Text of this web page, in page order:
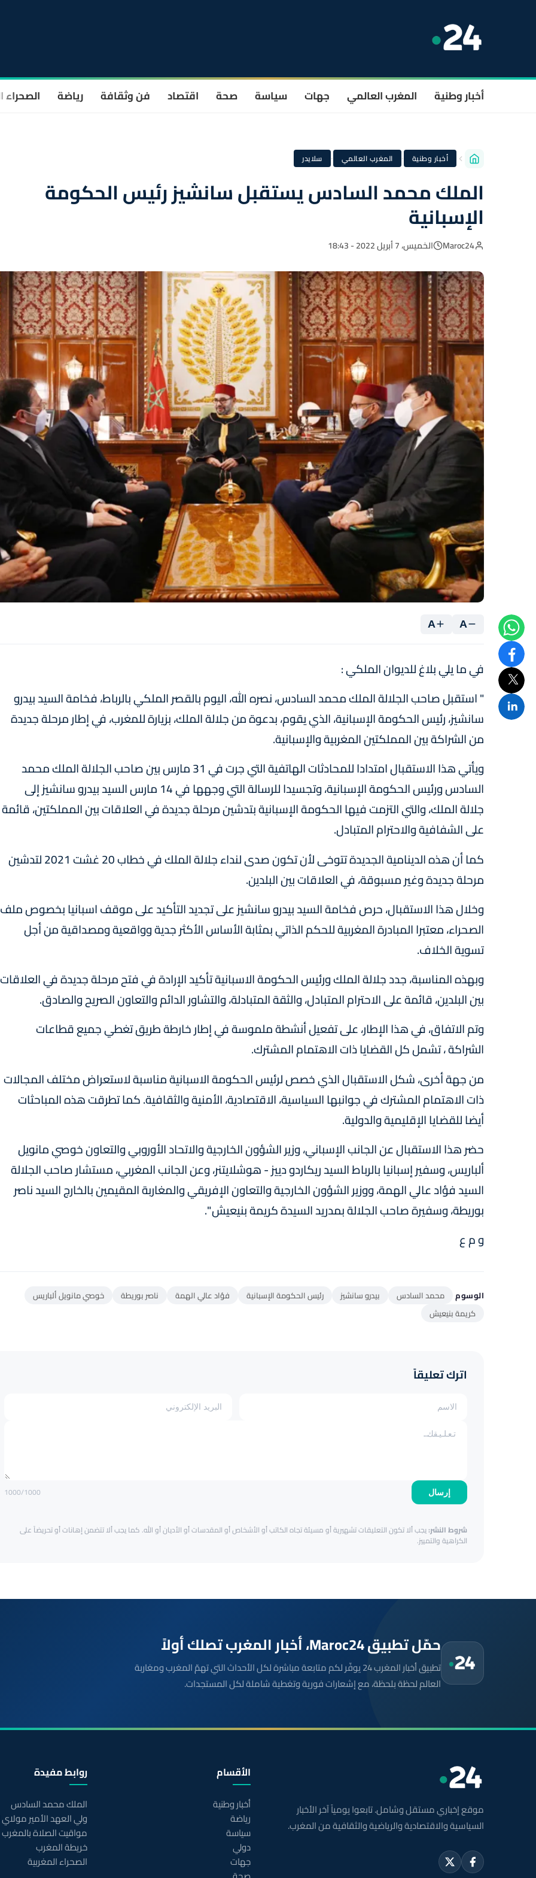
أخبار وطنية المغرب العالمي جهات سياسة صحة اقتصاد فن وثقافة رياضة الصحراء
أخبار وطنية · المغرب العالمي · سلايدر
الملك محمد السادس يستقبل سانشيز رئيس الحكومة
الإسبانية
Maroc24 الخميس، 7 أبريل 2022 - 18:43
A
A
في ما يلي بلاغ للديوان الملكي :
" استقبل صاحب الجلالة الملك محمد السادس، نصره الله، اليوم بالقصر الملكي بالرباط، فخامة السيد بيدرو
سانشيز، رئيس الحكومة الإسبانية، الذي يقوم، بدعوة من جلالة الملك، بزيارة للمغرب، في إطار مرحلة جديدة
من الشراكة بين المملكتين المغربية والإسبانية.
ويأتي هذا الاستقبال امتدادا للمحادثات الهاتفية التي جرت في 31 مارس بين صاحب الجلالة الملك محمد
السادس ورئيس الحكومة الإسبانية، وتجسيدا للرسالة التي وجهها في 14 مارس السيد بيدرو سانشيز إلى
جلالة الملك، والتي التزمت فيها الحكومة الإسبانية بتدشين مرحلة جديدة في العلاقات بين المملكتين، قائمة
على الشفافية والاحترام المتبادل.
كما أن هذه الدينامية الجديدة تتوخى لأن تكون صدى لنداء جلالة الملك في خطاب 20 غشت 2021 لتدشين
مرحلة جديدة وغير مسبوقة، في العلاقات بين البلدين.
وخلال هذا الاستقبال، حرص فخامة السيد بيدرو سانشيز على تجديد التأكيد على موقف اسبانيا بخصوص ملف
الصحراء، معتبرا المبادرة المغربية للحكم الذاتي بمثابة الأساس الأكثر جدية وواقعية ومصداقية من أجل
تسوية الخلاف.
وبهذه المناسبة، جدد جلالة الملك ورئيس الحكومة الاسبانية تأكيد الإرادة في فتح مرحلة جديدة في العلاقات
بين البلدين، قائمة على الاحترام المتبادل، والثقة المتبادلة، والتشاور الدائم والتعاون الصريح والصادق.
وتم الاتفاق، في هذا الإطار، على تفعيل أنشطة ملموسة في إطار خارطة طريق تغطي جميع قطاعات
الشراكة ، تشمل كل القضايا ذات الاهتمام المشترك.
من جهة أخرى، شكل الاستقبال الذي خصص لرئيس الحكومة الاسبانية مناسبة لاستعراض مختلف المجالات
ذات الاهتمام المشترك في جوانبها السياسية، الاقتصادية، الأمنية والثقافية. كما تطرقت هذه المباحثات
أيضا للقضايا الإقليمية والدولية.
حضر هذا الاستقبال عن الجانب الإسباني، وزير الشؤون الخارجية والاتحاد الأوروبي والتعاون خوصي مانويل
ألباريس، وسفير إسبانيا بالرباط السيد ريكاردو دييز - هوشلايتنر، وعن الجانب المغربي، مستشار صاحب الجلالة
السيد فؤاد عالي الهمة، ووزير الشؤون الخارجية والتعاون الإفريقي والمغاربة المقيمين بالخارج السيد ناصر
بوريطة، وسفيرة صاحب الجلالة بمدريد السيدة كريمة بنيعيش ".
و م ع
الوسوم محمد السادس بيدرو سانشيز رئيس الحكومة الإسبانية فؤاد عالي الهمة ناصر بوريطة
خوصي مانويل ألباريس
كريمة بنيعيش
اترك تعليقاً
إرسال 1000/1000
شروط النشر:يجب ألا تكون التعليقات تشهيرية أو مسيئة تجاه الكاتب أو الأشخاص أو المقدسات أو الأديان أو الله. كما يجب ألا تتضمن إهانات أو تحريضاً على
الكراهية والتمييز.
حمّل تطبيق Maroc24، أخبار المغرب تصلك أولاً
تطبيق أخبار المغرب 24 يوفّر لكم متابعة مباشرة لكل الأحداث التي تهمّ المغرب ومغاربة
العالم لحظة بلحظة، مع إشعارات فورية وتغطية شاملة لكل المستجدات.
موقع إخباري مستقل وشامل. تابعوا يومياً آخر الأخبار
السياسية والاقتصادية والرياضية والثقافية من المغرب.
الأقسام
أخبار وطنية
رياضة
سياسة
دولي
جهات
روابط مفيدة
الملك محمد السادس
ولي العهد الأمير
مواقيت الصلاة بالمغرب
خريطة المغرب
الصحراء المغربية